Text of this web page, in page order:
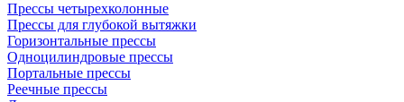
Прессы четырехколонные
Прессы для глубокой вытяжки
Горизонтальные прессы
Одноцилиндровые прессы
Портальные прессы
Реечные прессы